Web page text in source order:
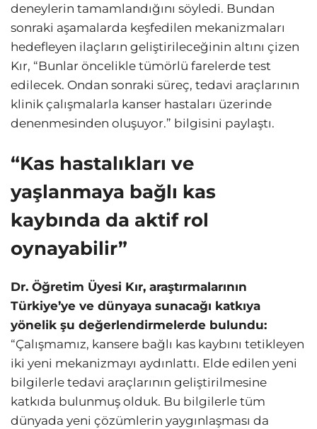
deneylerin tamamlandığını söyledi. Bundan
sonraki aşamalarda keşfedilen mekanizmaları
hedefleyen ilaçların geliştirileceğinin altını çizen
Kır, “Bunlar öncelikle tümörlü farelerde test
edilecek. Ondan sonraki süreç, tedavi araçlarının
klinik çalışmalarla kanser hastaları üzerinde
denenmesinden oluşuyor.” bilgisini paylaştı.
“Kas hastalıkları ve
yaşlanmaya bağlı kas
kaybında da aktif rol
oynayabilir”
Dr. Öğretim Üyesi Kır, araştırmalarının
Türkiye’ye ve dünyaya sunacağı katkıya
yönelik şu değerlendirmelerde bulundu:
“Çalışmamız, kansere bağlı kas kaybını tetikleyen
iki yeni mekanizmayı aydınlattı. Elde edilen yeni
bilgilerle tedavi araçlarının geliştirilmesine
katkıda bulunmuş olduk. Bu bilgilerle tüm
dünyada yeni çözümlerin yaygınlaşması da